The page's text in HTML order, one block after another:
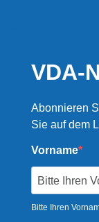
VDA-
Abonnieren
Sie auf dem
Vorname
Bitte Ihren